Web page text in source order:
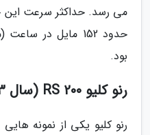
بود.
رنو کلیو RS 200 (سال 2013 میلادی)
رنو کلیو یکی از نمونه